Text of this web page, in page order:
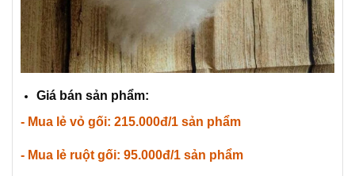
Giá bán sản phẩm:
- Mua lẻ vỏ gối: 215.000đ/1 sản phẩm
- Mua lẻ ruột gối: 95.000đ/1 sản phẩm